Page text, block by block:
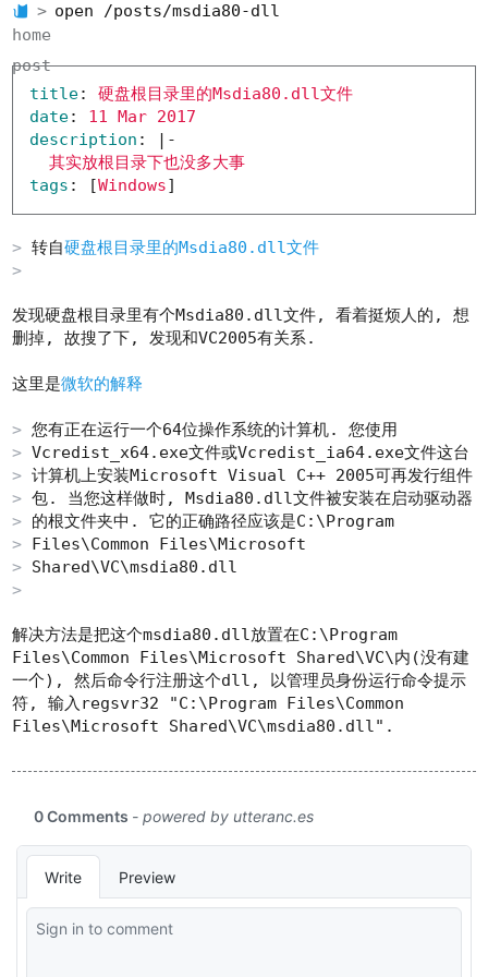
open /posts/msdia80-dll
home
post
title:
硬盘根目录里的Msdia80.dll文件
date:
11 Mar 2017
description :
|-
其实放根目录下也没多大事
tags : [Windows]
转自硬盘根目录里的Msdia80.dll文件
发现硬盘根目录里有个Msdia80.dll文件, 看着挺烦人的, 想
删掉, 故搜了下, 发现和VC2005有关系.
这里是微软的解释
您有正在运行一个64位操作系统的计算机. 您使用
Vcredist_x64.exe文件或Vcredist_ia64.exe文件这台
计算机上安装Microsoft Visual C++ 2005可再发行组件
包. 当您这样做时,Msdia80.dll文件被安装在启动驱动器
的根文件夹中. 它的正确路径应该是C:\Program
Files\Common Files\Microsoft
Shared\VC\msdia80.dll
解决方法是把这个msdia80.dll放置在C:\Program
Files\Common Files\Microsoft Shared\VC\内(没有建
一个), 然后命令行注册这个dll, 以管理员身份运行命令提示
符, 输入 regsvr32 "C:\Program Files\Common
Files\Microsoft Shared\VC\msdia80.dll" .